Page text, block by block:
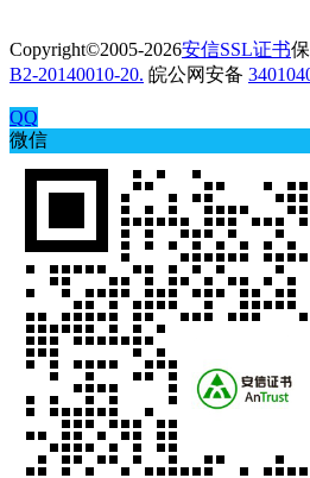
Copyright©2005-2026安信SSL证书
B2-20140010-20. 皖公网安备
QQ
微信